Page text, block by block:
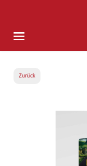
Zurück